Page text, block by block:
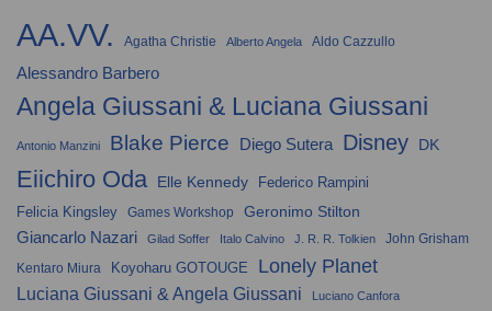
AA.VV. Agatha Christie Alberto Angela Aldo Cazzullo
Alessandro Barbero
Angela Giussani & Luciana Giussani
Antonio Manzini Blake Pierce Diego Sutera Disney DK
Eiichiro Oda Elle Kennedy Federico Rampini
Felicia Kingsley Games Workshop
Geronimo Stilton
Giancarlo Nazari
Gilad Soffer Italo Calvino J. R. R. Tolkien
John Grisham
Kentaro Miura
Koyoharu GOTOUGE Lonely Planet
Luciana Giussani & Angela Giussani Luciano Canfora